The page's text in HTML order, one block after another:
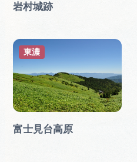
岩村城跡
富士見台高原
東濃